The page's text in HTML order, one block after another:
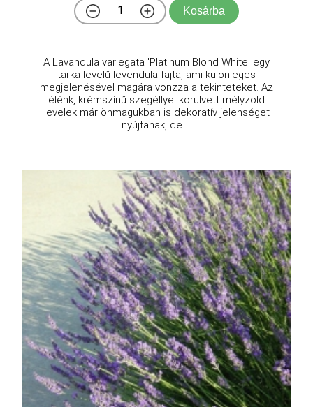
Kosárba
A Lavandula variegata 'Platinum Blond White' egy
tarka levelű levendula fajta, ami különleges
megjelenésével magára vonzza a tekinteteket. Az
élénk, krémszínű szegéllyel körülvett mélyzöld
levelek már önmagukban is dekoratív jelenséget
nyújtanak, de ...